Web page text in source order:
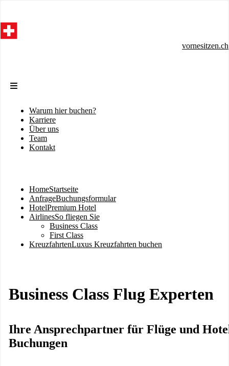
Inhalt
vornesitzen.ch
Sekundärmenü
Warum hier buchen?
Karriere
Über uns
Team
Kontakt
Hauptnavigation
HomeStartseite
AnfrageBuchungsformular
HotelPremium Hotel
AirlinesSo fliegen Sie
Business Class
First Class
KreuzfahrtenLuxus Kreuzfahrten buchen
Business Class Flug Experten
Ihre Ansprechpartner für Flüge und
Buchungen